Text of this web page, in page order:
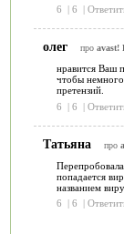
6
| 6 |
олег про avast!
нравится Ваш
чтобы
претензий.
6
| 6 |
Татьяна про
попадается
названием
6
| 6 |